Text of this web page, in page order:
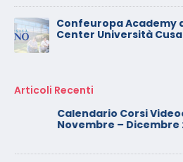
Confeuropa Academy
Center Università
Articoli Recenti
Calendario Corsi
Novembre – Dicembre